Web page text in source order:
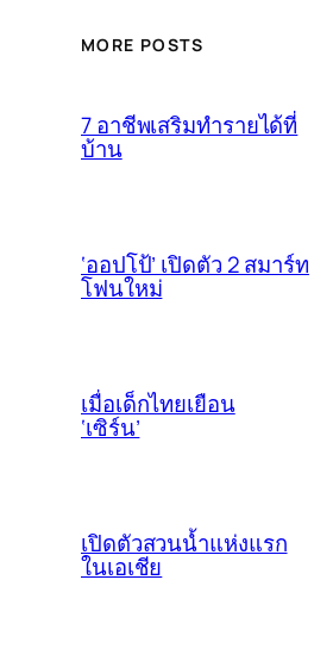
MORE POSTS
7 อาชีพเสริมทำรายได้ที่
บ้าน
‘ออปโป้’ เปิดตัว 2 สมาร์ท
โฟนใหม่
เมื่อเด็กไทยเยือน
‘เซิร์น’
เปิดตัวสวนน้ำแห่งแรก
ในเอเชีย